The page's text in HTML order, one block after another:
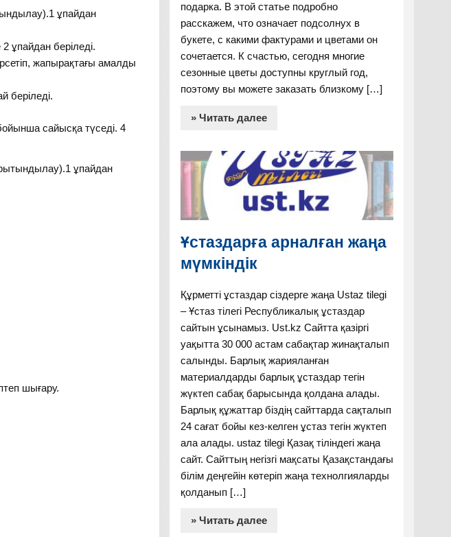
ұпайдан
ұпайдан беріледі.
жапырақтағы амалды
беріледі.
сайысқа түседі. 4
ұпайдан
шығару.
подарка. В этой статье подробно
расскажем, что означает подсолнух в
букете, с какими фактурами и цветами он
сочетается. К счастью, сегодня многие
сезонные цветы доступны круглый год,
поэтому вы можете заказать близкому […]
» Читать далее
Ұстаздарға арналған жаңа
мүмкіндік
Құрметті ұстаздар сіздерге жаңа Ustaz tilegi
– Ұстаз тілегі Республикалық ұстаздар
сайтын ұсынамыз. Ust.kz Сайтта қазіргі
уақытта 30 000 астам сабақтар жинақталып
салынды. Барлық жарияланған
материалдарды барлық ұстаздар тегін
жүктеп сабақ барысында қолдана алады.
Барлық құжаттар біздің сайттарда сақталып
24 сағат бойы кез-келген ұстаз тегін жүктеп
ала алады. ustaz tilegi Қазақ тіліндегі жаңа
сайт. Сайттың негізгі мақсаты Қазақстандағы
білім деңгейін көтеріп жаңа технолгияларды
қолданып […]
» Читать далее